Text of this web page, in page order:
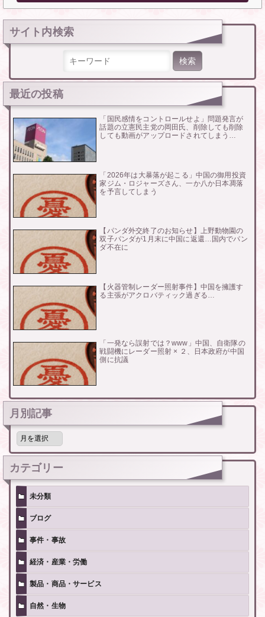
サイト内検索
最近の投稿
「国民感情をコントロールせよ」問題発言が
話題の立憲民主党の岡田氏、削除しても削除
しても動画がアップロードされてしまう…
「2026年は大暴落が起こる」中国の御用投資
家ジム・ロジャーズさん、一か八か日本凋落
を予言してしまう
【パンダ外交終了のお知らせ】上野動物園の
双子パンダが1月末に中国に返還…国内でパン
ダ不在に
【火器管制レーダー照射事件】中国を擁護す
る主張がアクロバティック過ぎる…
「一発なら誤射では？www」中国、自衛隊の
戦闘機にレーダー照射 × ２、日本政府が中国
側に抗議
月別記事
月
記
事
カテゴリー
未分類
ブログ
事件・事故
経済・産業・労働
製品・商品・サービス
自然・生物